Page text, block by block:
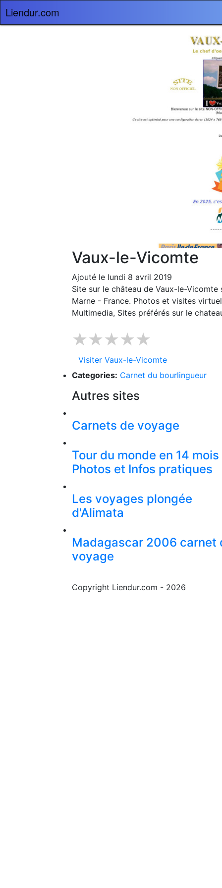
Liendur.com
Vaux-le-Vicomte
Ajouté le lundi 8 avril 2019
Site sur le château de Vaux-le-
Marne - France. Photos et visites
Multimedia, Sites préférés sur le
★★★★★
Visiter Vaux-le-Vicomte
Categories: Carnet du bourlingueur
Autres sites
Carnets de voyage
Tour du monde en 14
Photos et Infos pratiques
Les voyages plongée
d'Alimata
Madagascar 2006 carnet
voyage
Copyright Liendur.com - 2026